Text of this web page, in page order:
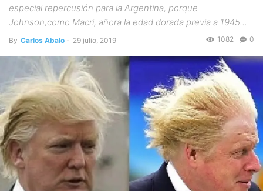
especial repercusión para la Argentina, porque
Johnson,como Macri, añora la edad dorada previa a 1945...
By Carlos Abalo - 29 julio, 2019 0
1082